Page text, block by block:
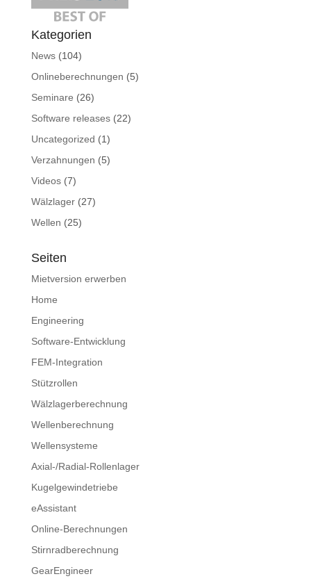
Kategorien
News(104)
Onlineberechnungen (5)
Seminare (26)
Software releases(22)
Uncategorized (1)
Verzahnungen (5)
Videos(7)
Wälzlager(27)
Wellen (25)
Seiten
Mietversion erwerben
Home
Engineering
Software-Entwicklung
FEM-Integration
Stützrollen
Wälzlagerberechnung
Wellenberechnung
Wellensysteme
Axial-/Radial-Rollenlager
Kugelgewindetriebe
eAssistant
Online-Berechnungen
Stirnradberechnung
GearEngineer